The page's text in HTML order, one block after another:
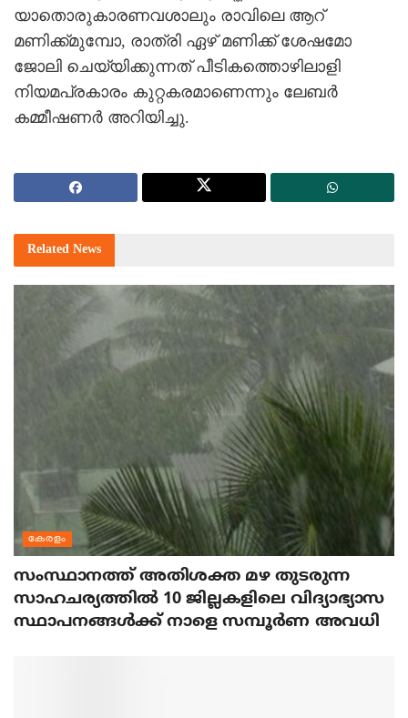
യാതൊരുകാരണവശാലും രാവിലെ ആറ്
മണിക്ക്മുമ്പോ, രാത്രി ഏഴ് മണിക്ക് ശേഷമോ
ജോലി ചെയ്യിക്കുന്നത് പീടികത്തൊഴിലാളി
നിയമപ്രകാരം കുറ്റകരമാണെന്നും ലേബര്‍
കമ്മീഷണര്‍ അറിയിച്ചു.
Related News
കേരളം
സംസ്ഥാനത്ത് അതിശക്ത മഴ തുടരുന്ന
സാഹചര്യത്തിൽ 10 ജില്ലകളിലെ വിദ്യാഭ്യാസ
സ്ഥാപനങ്ങൾക്ക് നാളെ സമ്പൂർണ അവധി